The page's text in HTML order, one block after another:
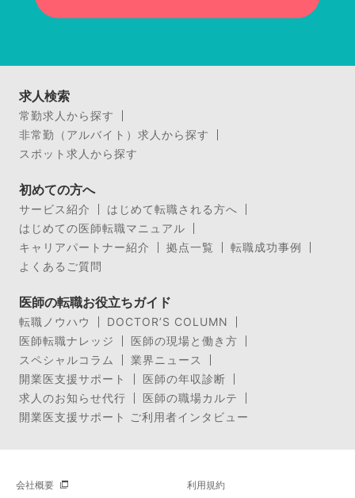
求人検索
常勤求人から探す
非常勤（アルバイト）求人から探す
スポット求人から探す
初めての方へ
サービス紹介
はじめて転職される方へ
はじめての医師転職マニュアル
キャリアパートナー紹介
拠点一覧
転職成功事例
よくあるご質問
医師の転職お役立ちガイド
転職ノウハウ
DOCTOR’S COLUMN
医師転職ナレッジ
医師の現場と働き方
スペシャルコラム
業界ニュース
開業医支援サポート
医師の年収診断
求人のお知らせ代行
医師の職場カルテ
開業医支援サポート ご利用者インタビュー
会社概要 利用規約